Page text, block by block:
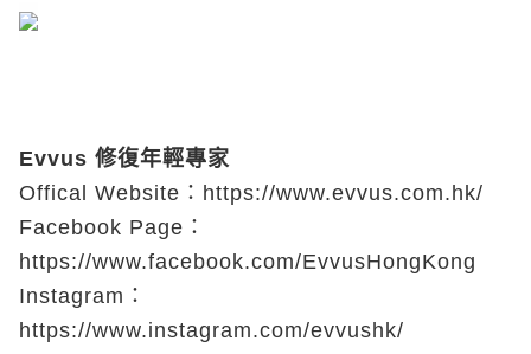
Evvus 修復年輕專家
Offical Website： https://www.evvus.com.hk/
Facebook Page：
https://www.facebook.com/EvvusHongKong
Instagram：
https://www.instagram.com/evvushk/